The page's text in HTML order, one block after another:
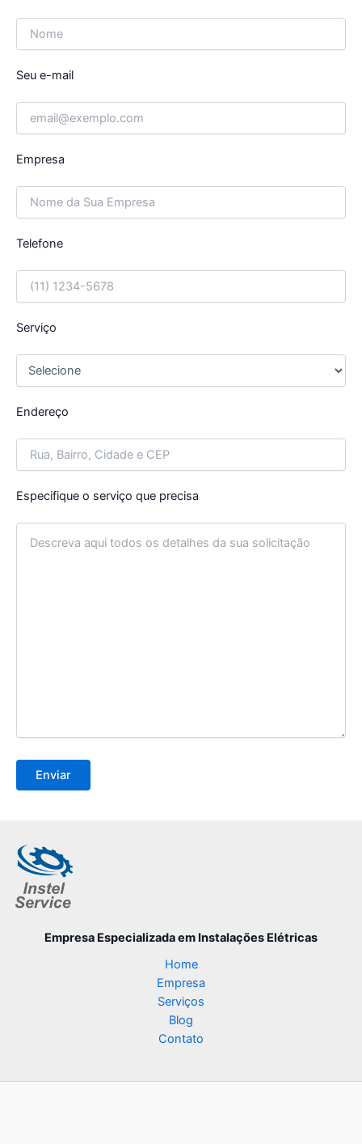
Seu e-mail
Empresa
Telefone
Serviço
Endereço
Especifique o serviço que precisa
Empresa Especializadaem Instalações Elétricas
Home
Empresa
Serviços
Blog
Contato